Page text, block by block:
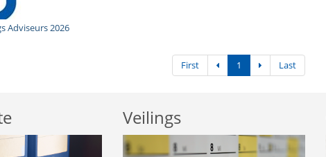
Adviseurs 2026
First 1 Last
Veilings